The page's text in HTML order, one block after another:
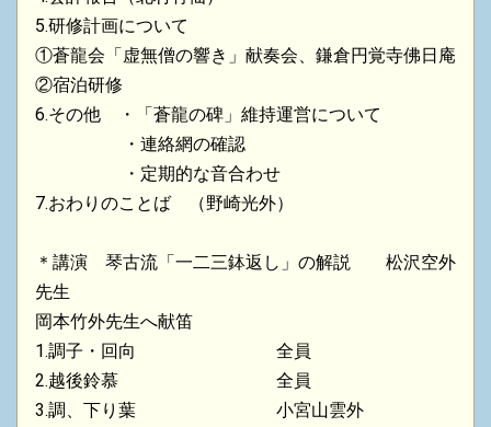
5.研修計画について
①蒼龍会「虚無僧の響き」献奏会、鎌倉円覚寺佛日庵
②宿泊研修
6.その他 ・「蒼龍の碑」維持運営について
・連絡網の確認
・定期的な音合わせ
7.おわりのことば （野崎光外）
＊講演 琴古流「一二三鉢返し」の解説 松沢空外
先生
岡本竹外先生へ献笛
1.調子・回向 全員
2.越後鈴慕 全員
3.調、下り葉 小宮山雲外